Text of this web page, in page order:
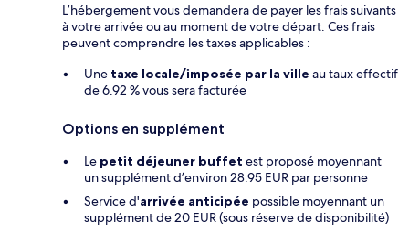
L’hébergement vous demandera de payer les frais suivants
à votre arrivée ou au moment de votre départ. Ces frais
peuvent comprendre les taxes applicables :
Une taxe locale/imposée par la ville au taux effectif
de 6.92 % vous sera facturée
Options en supplément
Le petit déjeuner buffet est proposé moyennant
un supplément d’environ 28.95 EUR par personne
Service d'arrivée anticipée possible moyennant un
supplément de 20 EUR (sous réserve de disponibilité)